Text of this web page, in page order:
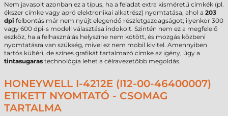
Nem javasolt azonban ez a típus, ha a feladat extra kisméretű címkék (pl.
ékszer címke vagy apró elektronikai alkatrész) nyomtatása, ahol a 203
dpi felbontás már nem nyújt elegendő részletgazdagságot; ilyenkor 300
vagy 600 dpi-s modell választása indokolt. Szintén nem ez a megfelelő
eszköz, ha a felhasználás helyszíne nem kötött, és mozgás közbeni
nyomtatásra van szükség, mivel ez nem mobil kivitel. Amennyiben
tartós kültéri, de színes grafikát tartalmazó címke az igény, úgy a
tintasugaras technológia lehet a célravezetőbb megoldás.
HONEYWELL I-4212E (I12-00-46400007)
ETIKETT NYOMTATÓ - CSOMAG
TARTALMA